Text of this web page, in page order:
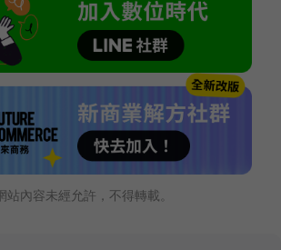
站內容未經允許，不得轉載。